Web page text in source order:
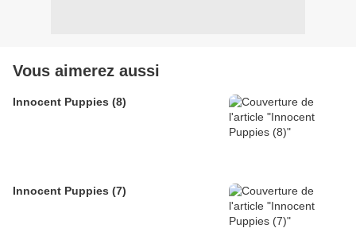
Vous aimerez aussi
Innocent Puppies (8)
Innocent Puppies (7)